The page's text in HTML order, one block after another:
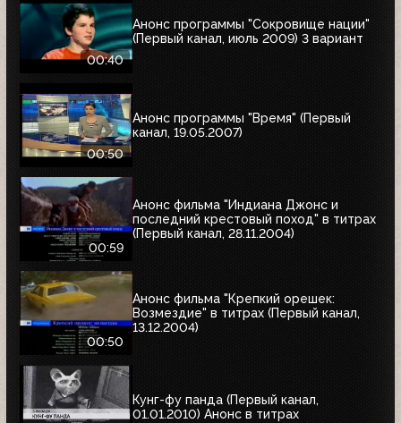
00:40
Анонс программы "Сокровище нации"
(Первый канал, июль 2009) 3 вариант
00:50
Анонс программы "Время" (Первый
канал, 19.05.2007)
00:59
Анонс фильма "Индиана Джонс и
последний крестовый поход" в титрах
(Первый канал, 28.11.2004)
00:50
Анонс фильма "Крепкий орешек:
Возмездие" в титрах (Первый канал,
13.12.2004)
Кунг-фу панда (Первый канал,
01.01.2010) Анонс в титрах